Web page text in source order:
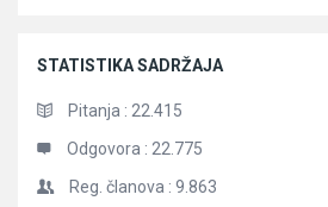
STATISTIKA SADRŽAJA
Pitanja : 22.415
Odgovora : 22.775
Reg. članova : 9.863